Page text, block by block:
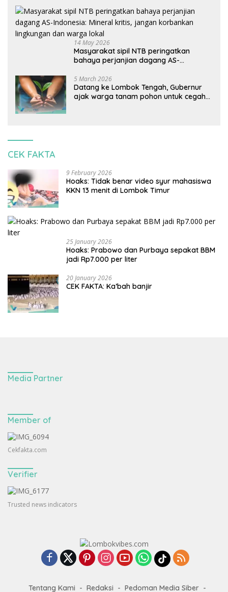
14 May 2026
Masyarakat sipil NTB peringatkan
bahaya perjanjian dagang AS-
korbankan lingkungan dan warga lokal
5 March 2026
Datang ke Lombok Tengah, Gubernur
ajak warga tanam pohon untuk cegah
CEK FAKTA
9 February 2026
Hoaks: Tidak benar video syur mahasiswa
KKN 13 menit di Lombok Timur
25 January 2026
Hoaks: Prabowo dan Purbaya sepakat BBM
jadi Rp7.000 per liter
20 January 2026
CEK FAKTA: Ka’bah banjir
Media Partner
Member of
Cekfakta.com
Verifier
Trusted news indicators
Tentang Kami Redaksi Pedoman Media Siber